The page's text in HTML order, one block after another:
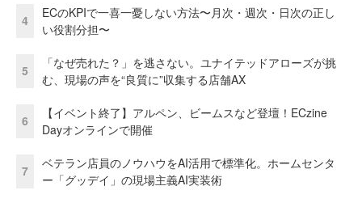
4
ECのKPIで一喜一憂しない方法〜月次・週次・日次の正し
い役割分担〜
5
「なぜ売れた？」を逃さない。ユナイテッドアローズが挑
む、現場の声を“良質に”収集する店舗AX
6
【イベント終了】アルペン、ビームスなど登壇！ECzine
Dayオンラインで開催
7
ベテラン店員のノウハウをAI活用で標準化。ホームセンタ
ー「グッデイ」の現場主義AI実装術